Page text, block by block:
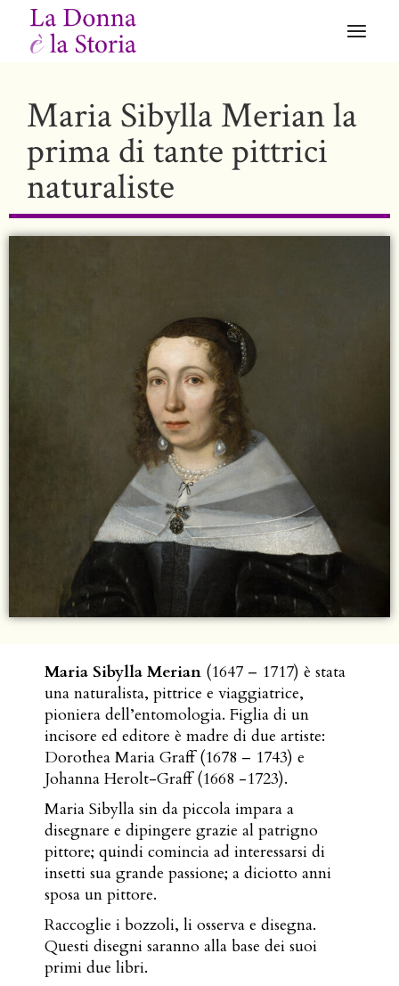
Maria Sibylla Merian la
prima di tante pittrici
naturaliste
Maria Sibylla Merian (1647 – 1717) è stata
una naturalista, pittrice e viaggiatrice,
pioniera dell’entomologia. Figlia di un
incisore ed editore è madre di due artiste:
Dorothea Maria Graff (1678 – 1743) e
Johanna Herolt-Graff (1668 -1723).
Maria Sibylla sin da piccola impara a
disegnare e dipingere grazie al patrigno
pittore; quindi comincia ad interessarsi di
insetti sua grande passione; a diciotto anni
sposa un pittore.
Raccoglie i bozzoli, li osserva e disegna.
Questi disegni saranno alla base dei suoi
primi due libri.